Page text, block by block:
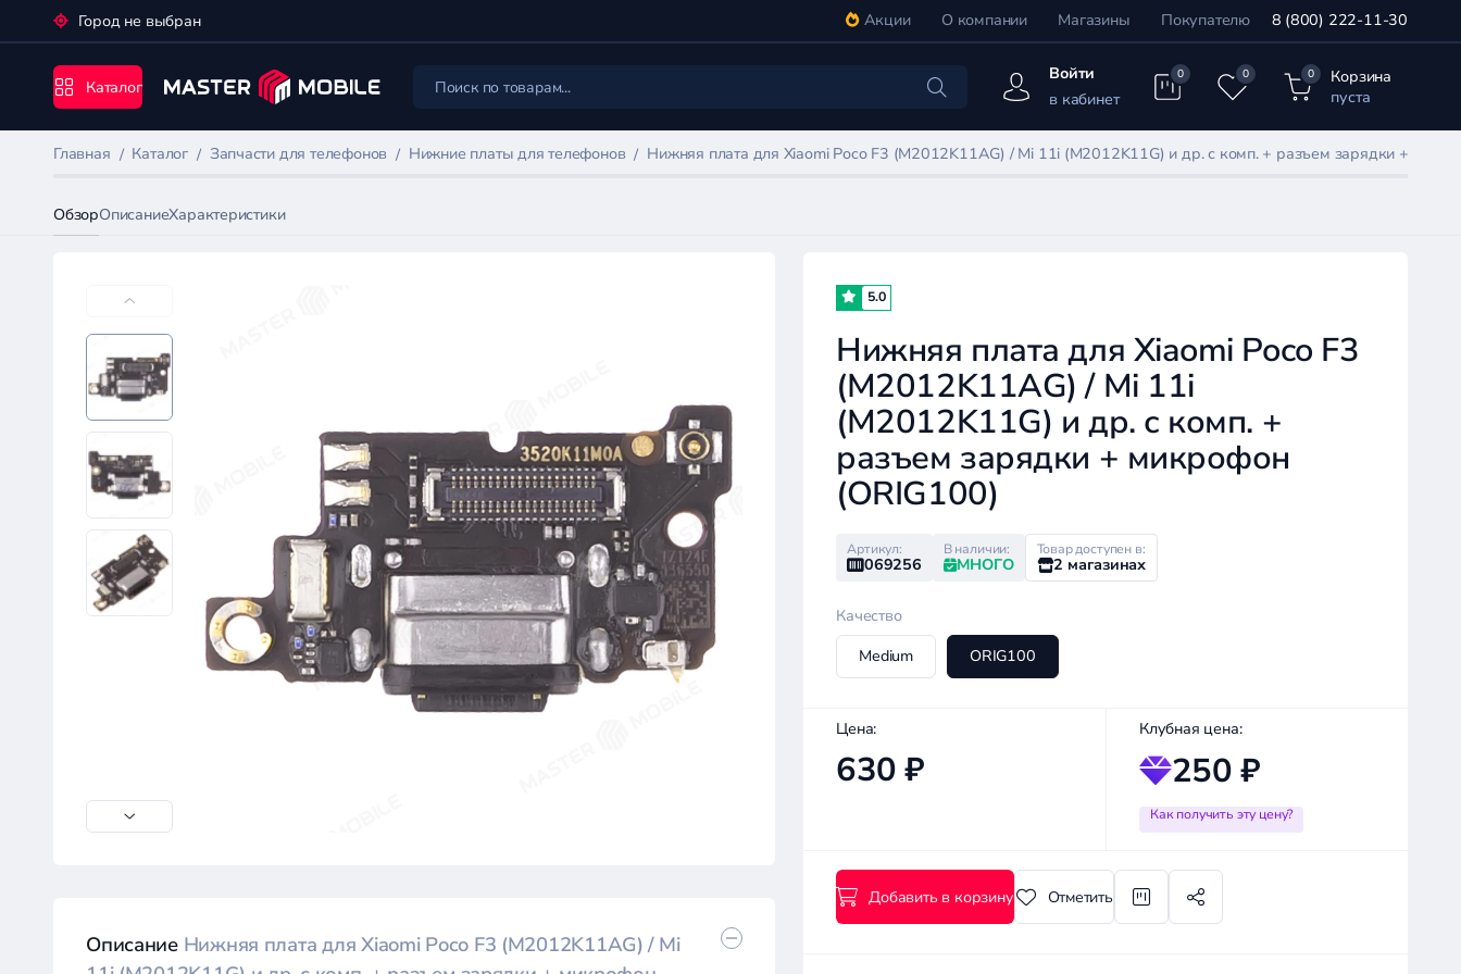
Город не выбран Акции О компании Магазины Покупателю 8 (800) 222-11-30
Каталог
Войти
в кабинет
0 0 0
Корзина
пуста
Главная Каталог Запчасти для телефонов Нижние платы для телефонов Нижняя плата для Xiaomi Poco F3 (M2012K11AG) / Mi 11i (M2012K11G) и др. с комп. + разъем зарядки +
ОбзорОписаниеХарактеристики
Описание Нижняя плата для Xiaomi Poco F3 (M2012K11AG) / Mi
5.0
Нижняя плата для Xiaomi Poco F3
(M2012K11AG) / Mi 11i
(M2012K11G) и др. с комп. +
разъем зарядки + микрофон
(ORIG100)
Артикул:
069256
В наличии:
МНОГО
Товар доступен в:
2 магазинах
Качество
Medium
ORIG100
Цена:
630 ₽
Клубная цена:
250 ₽
Как получить эту цену?
Добавить в корзину Отметить